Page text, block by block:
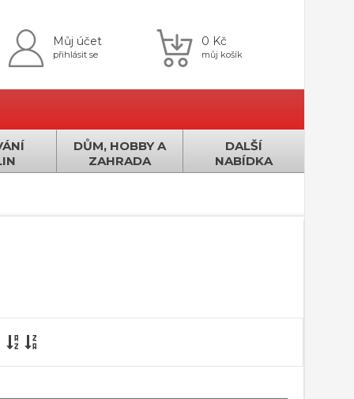
Můj účet
přihlásit se
0 Kč
můj košík
DŮM, HOBBY A
ZAHRADA
DALŠÍ
NABÍDKA